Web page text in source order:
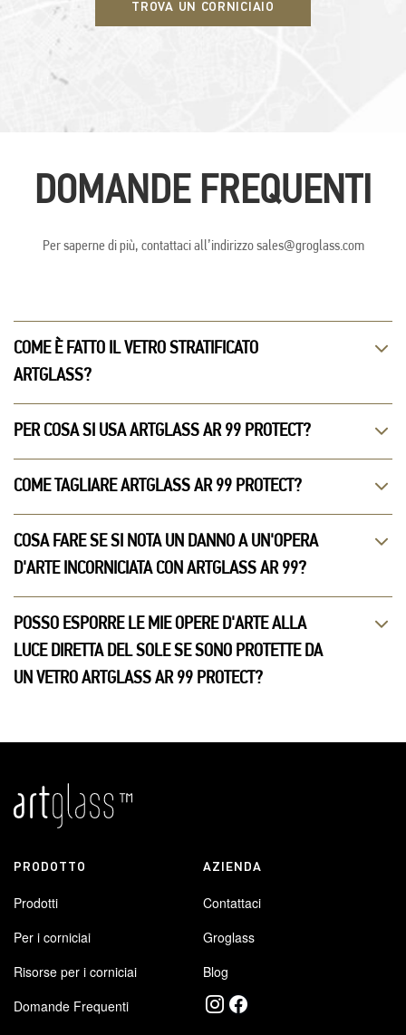
TROVA UN CORNICIAIO
DOMANDE FREQUENTI
Per saperne di più, contattaci all’indirizzo sales@groglass.com
COME È FATTO IL VETRO STRATIFICATO
ARTGLASS?
PER COSA SI USA ARTGLASS AR 99 PROTECT?
COME TAGLIARE ARTGLASS AR 99 PROTECT?
COSA FARE SE SI NOTA UN DANNO A UN'OPERA
D'ARTE INCORNICIATA CON ARTGLASS AR 99?
POSSO ESPORRE LE MIE OPERE D'ARTE ALLA
LUCE DIRETTA DEL SOLE SE SONO PROTETTE DA
UN VETRO ARTGLASS AR 99 PROTECT?
PRODOTTO
Prodotti
Per i corniciai
Risorse per i corniciai
Domande Frequenti
AZIENDA
Contattaci
Groglass
Blog